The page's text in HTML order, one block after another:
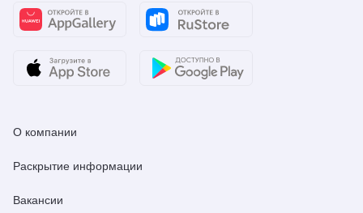
О компании
Раскрытие информации
Вакансии